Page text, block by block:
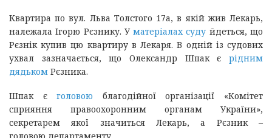
Квартира по вул. Льва Толстого 17а, в якій жив Лекарь,
належала Ігорю Рєзнику. Уматеріалах суду йдеться, що
Рєзнік купив цю квартиру в Лекаря. В одній із судових
ухвал зазначається, що Олександр Шпак є рідним
дядьком Рєзника.
Шпак єголовою благодійної організації «Комітет
сприяння правоохоронним органам України»,
секретарем якої значиться Лекарь, а Рєзник –